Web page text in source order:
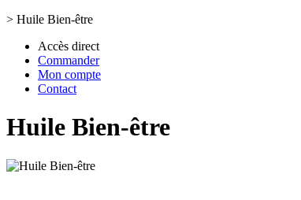
> Huile Bien-être
Accès direct
Commander
Mon compte
Contact
Huile Bien-être